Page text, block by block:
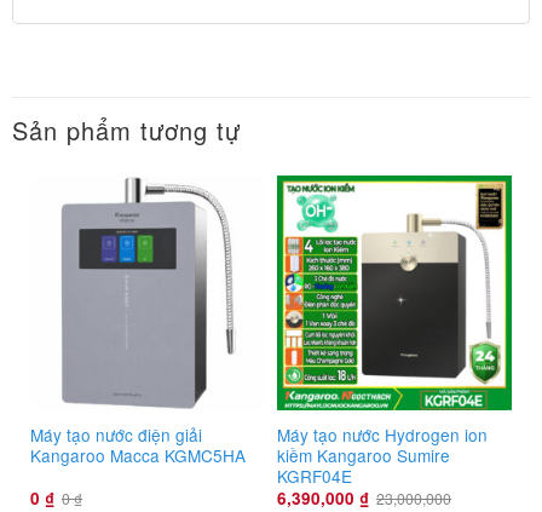
Sản phẩm tương tự
Máy tạo nước điện giải
Kangaroo Macca KGMC5HA
0 ₫ 0₫
Máy tạo nước Hydrogen ion
kiềm Kangaroo Sumire
KGRF04E
6,390,000 ₫ 23,000,000